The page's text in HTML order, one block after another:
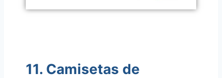
11. Camisetas de